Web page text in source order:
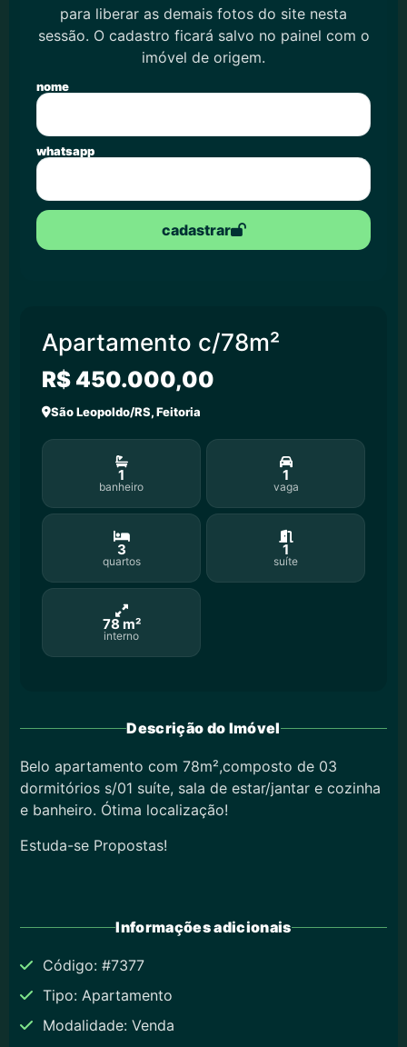
para liberar as demais fotos do site nesta
sessão. O cadastro ficará salvo no painel com o
imóvel de origem.
nome
whatsapp
cadastrar
Apartamento c/78m²
R$ 450.000,00
São Leopoldo/RS, Feitoria
1
banheiro
1
vaga
3
quartos
1
suíte
78 m²
interno
Descrição do Imóvel
Belo apartamento com 78m²,composto de 03
dormitórios s/01 suíte, sala de estar/jantar e cozinha
e banheiro. Ótima localização!
Estuda-se Propostas!
Informações adicionais
Código: #7377
Tipo: Apartamento
Modalidade: Venda